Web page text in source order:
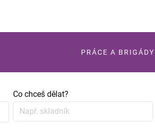
PRÁCE A BRIGÁDY
Co chceš dělat?